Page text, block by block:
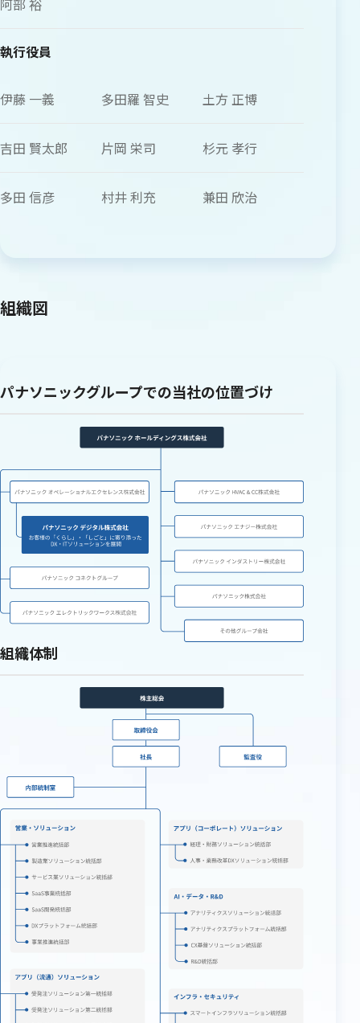
執行役員
伊藤 一義 多田羅 智史 土方 正博
吉田 賢太郎 片岡 栄司 杉元 孝行
多田 信彦 村井 利充 兼田 欣治
組織図
パナソニックグループでの当社の位置づけ
組織体制